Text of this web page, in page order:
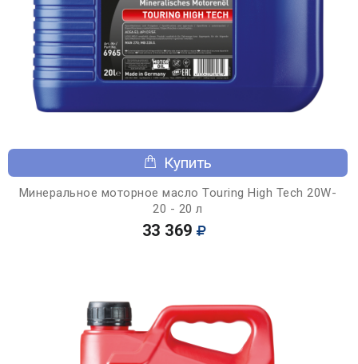
Купить
Минеральное моторное масло Touring High Tech 20W-
20 - 20 л
33 369